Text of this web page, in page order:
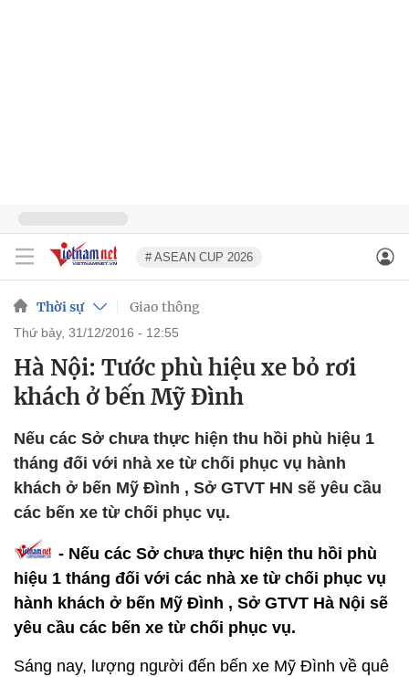
# ASEAN CUP 2026
Thời sự Giao thông
thứ bảy, 31/12/2016 - 12:55
Hà Nội: Tước phù hiệu xe bỏ rơi
khách ở bến Mỹ Đình
Nếu các Sở chưa thực hiện thu hồi phù hiệu 1
tháng đối với nhà xe từ chối phục vụ hành
khách ở bến Mỹ Đình , Sở GTVT HN sẽ yêu cầu
các bến xe từ chối phục vụ.
- Nếu các Sở chưa thực hiện thu hồi phù
hiệu 1 tháng đối với các nhà xe từ chối phục vụ
hành khách ở bến Mỹ Đình , Sở GTVT Hà Nội sẽ
yêu cầu các bến xe từ chối phục vụ.
Sáng nay, lượng người đến bến xe Mỹ Đình về quê